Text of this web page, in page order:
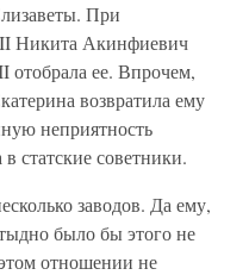
При
Никита Акинфиевич
отобрала ее. Впрочем,
возвратила ему
неприятность
статские советники.
заводов. Да ему,
было бы этого не
отношении не